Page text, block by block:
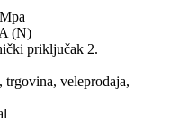
(N)
priključak 2.
veleprodaja,